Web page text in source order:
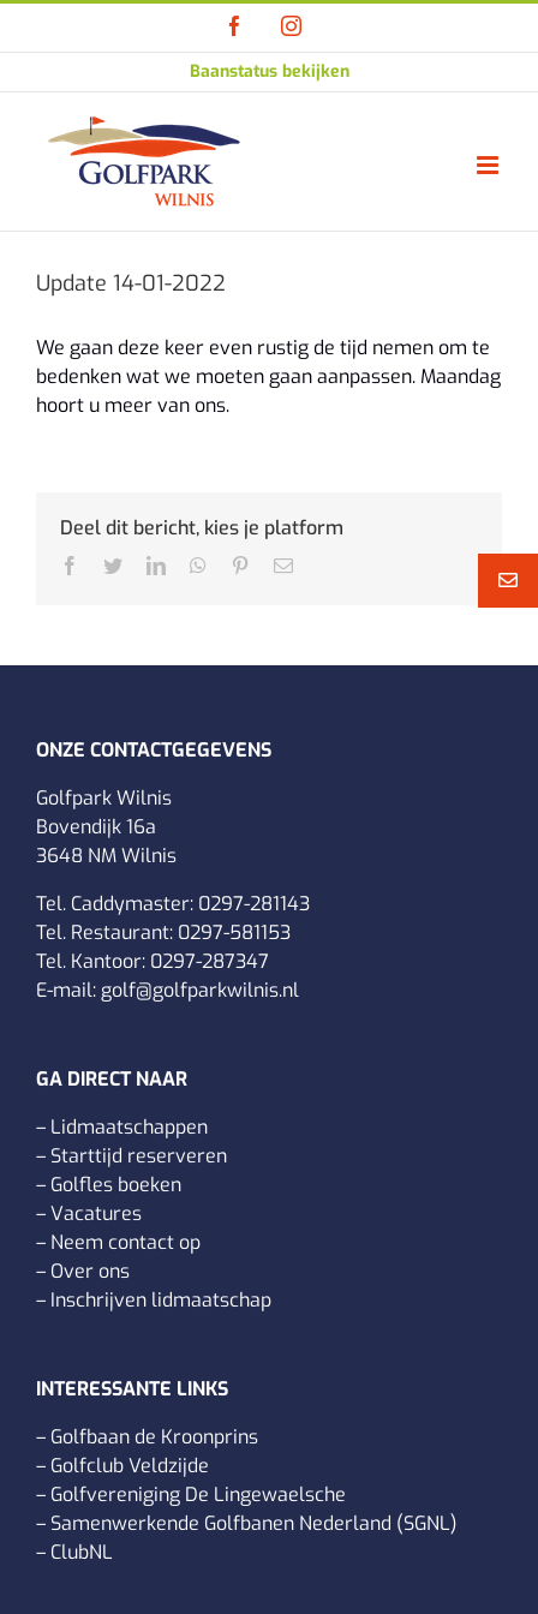
FacebookInstagram
Baanstatus bekijken
Update 14-01-2022
We gaan deze keer even rustig de tijd nemen om te
bedenken wat we moeten gaan aanpassen. Maandag
hoort u meer van ons.
Deel dit bericht, kies je platform
Facebook
TwitterLinkedInWhatsApp
Pinterest
E-
ONZE CONTACTGEGEVENS
Golfpark Wilnis
Bovendijk 16a
3648 NM Wilnis
Tel. Caddymaster: 0297-281143
Tel. Restaurant: 0297-581153
Tel. Kantoor: 0297-287347
E-mail:golf@golfparkwilnis.nl
GA DIRECT NAAR
– Lidmaatschappen
– Starttijd reserveren
– Golfles boeken
–Vacatures
– Neem contact op
– Over ons
– Inschrijven lidmaatschap
INTERESSANTE LINKS
– Golfbaan de Kroonprins
– Golfclub Veldzijde
– Golfvereniging De Lingewaelsche
– Samenwerkende Golfbanen Nederland (SGNL)
– ClubNL